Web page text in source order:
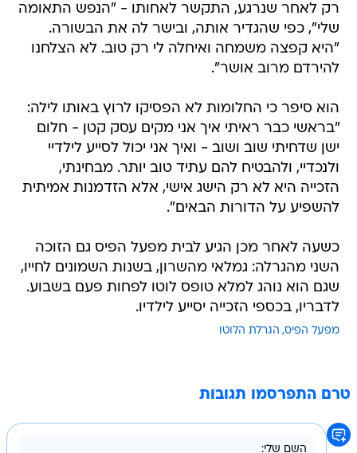
רק לאחר שנרגע, התקשר לאחותו - "הנפש התאומה
שלי", כפי שהגדיר אותה, ובישר לה את הבשורה.
"היא קפצה משמחה ואיחלה לי רק טוב. לא הצלחנו
להירדם מרוב אושר".
הוא סיפר כי החלומות לא הפסיקו לרוץ באותו לילה:
"בראשי כבר ראיתי איך אני מקים עסק קטן - חלום
ישן שדחיתי שוב ושוב - ואיך אני יכול לסייע לילדיי
ולנכדיי, ולהבטיח להם עתיד טוב יותר. מבחינתי,
הזכייה היא לא רק הישג אישי, אלא הזדמנות אמיתית
להשפיע על הדורות הבאים".
כשעה לאחר מכן הגיע לבית מפעל הפיס גם הזוכה
השני מהגרלה: גמלאי מהשרון, בשנות השמונים לחייו,
שגם הוא נוהג למלא טופס לוטו לפחות פעם בשבוע.
לדבריו, בכספי הזכייה יסייע לילדיו.
מפעל הפיס הגרלת הלוטו
טרם התפרסמו תגובות